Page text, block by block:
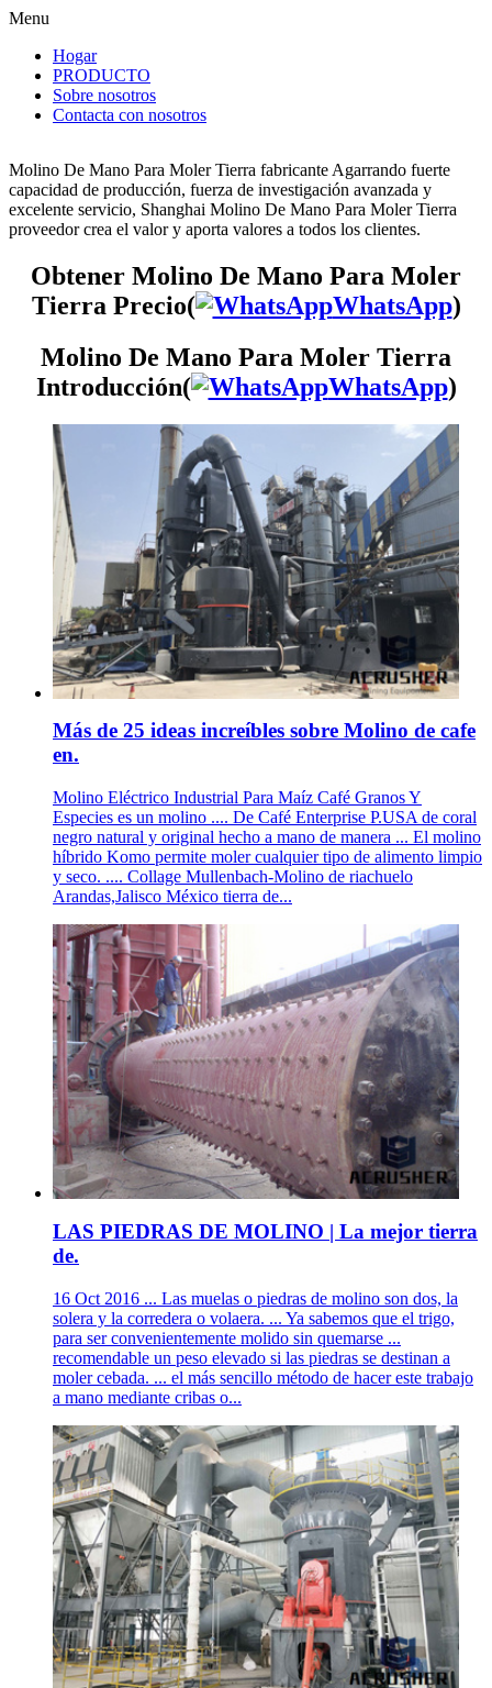
Menu
Hogar
PRODUCTO
Sobre nosotros
Contacta con nosotros
Molino De Mano Para Moler Tierra fabricante Agarrando fuerte
capacidad de producción, fuerza de investigación avanzada y
excelente servicio, Shanghai Molino De Mano Para Moler Tierra
proveedor crea el valor y aporta valores a todos los clientes.
Obtener Molino De Mano Para Moler
Tierra Precio(
WhatsApp)
Molino De Mano Para Moler Tierra
Introducción(
WhatsApp)
Más de 25 ideas increíbles sobre Molino de cafe
en.
Molino Eléctrico Industrial Para Maíz Café Granos Y
Especies es un molino .... De Café Enterprise P.USA de coral
negro natural y original hecho a mano de manera ... El molino
híbrido Komo permite moler cualquier tipo de alimento limpio
y seco. .... Collage Mullenbach-Molino de riachuelo
Arandas,Jalisco México tierra de...
LAS PIEDRAS DE MOLINO | La mejor tierra
de.
16 Oct 2016 ... Las muelas o piedras de molino son dos, la
solera y la corredera o volaera. ... Ya sabemos que el trigo,
para ser convenientemente molido sin quemarse ...
recomendable un peso elevado si las piedras se destinan a
moler cebada. ... el más sencillo método de hacer este trabajo
a mano mediante cribas o...